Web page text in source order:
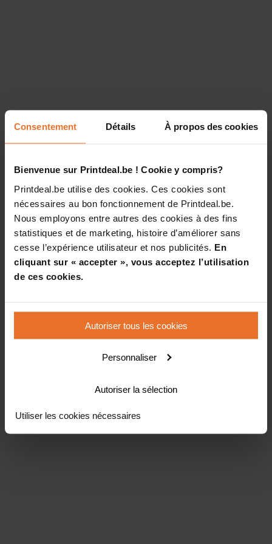
Consentement Détails À propos des cookies
Bienvenue sur Printdeal.be ! Cookie y compris?
Printdeal.be utilise des cookies. Ces cookies sont
nécessaires au bon fonctionnement de Printdeal.be.
Nous employons entre autres des cookies à des fins
statistiques et de marketing, histoire d’améliorer sans
cesse l’expérience utilisateur et nos publicités. En
cliquant sur « accepter », vous acceptez l’utilisation
de ces cookies.
Autoriser tous les cookies
Personnaliser
Autoriser la sélection
Utiliser les cookies nécessaires